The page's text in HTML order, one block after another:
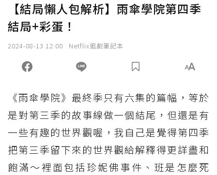
【結局懶人包解析】雨傘學院第四季
結局+彩蛋！
2024-08-13 12:00 Netflix追劇筆記本
《雨傘學院》最終季只有六集的篇幅，等於
是對第三季的故事線做一個結尾，但還是有
一些有趣的世界觀喔，我自己是覺得第四季
把第三季留下來的世界觀給解釋得更詳盡和
飽滿～裡面包括珍妮佛事件、班是怎麼死